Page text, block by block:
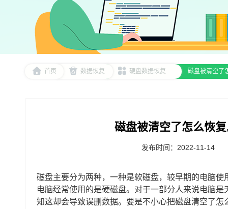
首页 数据恢复 硬盘数据恢复 磁盘被清空了
磁盘被清空了怎么恢
发布时间：2022-11-14
磁盘主要分为两种，一种是软磁盘，较早期的电脑
电脑经常使用的是硬磁盘。对于一部分人来说电脑
知这却会导致误删数据。要是不小心把磁盘清空了